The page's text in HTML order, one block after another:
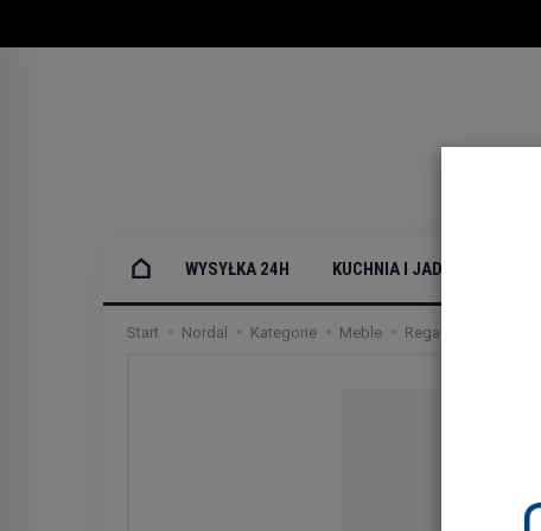
WYSYŁKA 24H KUCHNIA I JADALNIA
Start Nordal Kategorie Meble Regały i półki